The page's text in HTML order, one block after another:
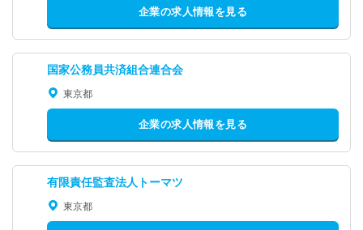
企業の求人情報を見る
国家公務員共済組合連合会
東京都
企業の求人情報を見る
有限責任監査法人トーマツ
東京都